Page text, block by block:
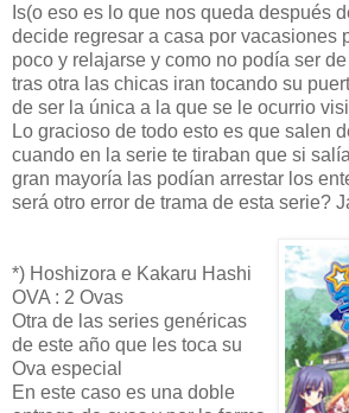
Is(o eso es lo que nos queda después
decide regresar a casa por vacasiones
poco y relajarse y como no podía ser
tras otra las chicas iran tocando su
de ser la única a la que se le ocurrio
Lo gracioso de todo esto es que salen
cuando en la serie te tiraban que si
gran mayoría las podían arrestar los
será otro error de trama de esta serie?
*) Hoshizora e Kakaru Hashi
OVA : 2 Ovas
Otra de las series genéricas
de este año que les toca su
Ova especial
En este caso es una doble